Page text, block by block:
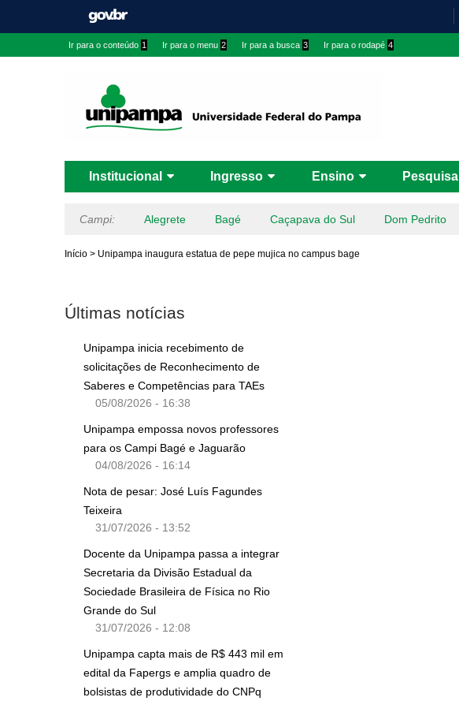
Ir para o conteúdo 1 Ir para o menu 2 Ir para a busca 3 Ir para o rodapé 4
Institucional Ingresso Ensino Pesquisa
Campi: Alegrete Bagé Caçapava do Sul Dom Pedrito
Início > Unipampa inaugura estatua de pepe mujica no campus bage
Últimas notícias
Unipampa inicia recebimento de
solicitações de Reconhecimento de
Saberes e Competências para TAEs
05/08/2026 - 16:38
Unipampa empossa novos professores
para os Campi Bagé e Jaguarão
04/08/2026 - 16:14
Nota de pesar: José Luís Fagundes
Teixeira
31/07/2026 - 13:52
Docente da Unipampa passa a integrar
Secretaria da Divisão Estadual da
Sociedade Brasileira de Física no Rio
Grande do Sul
31/07/2026 - 12:08
Unipampa capta mais de R$ 443 mil em
edital da Fapergs e amplia quadro de
bolsistas de produtividade do CNPq